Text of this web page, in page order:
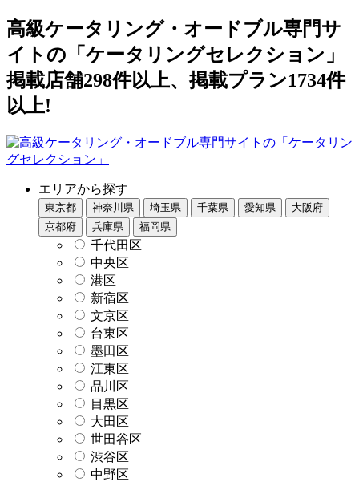
高級ケータリング・オードブル専門サ
イトの「ケータリングセレクション」
掲載店舗298件以上、掲載プラン1734件
以上!
エリアから探す
東京都 神奈川県 埼玉県 千葉県 愛知県
大阪府
京都府
兵庫県 福岡県
千代田区
中央区
港区
新宿区
文京区
台東区
墨田区
江東区
品川区
目黒区
大田区
世田谷区
渋谷区
中野区